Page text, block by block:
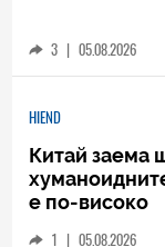
3 | 05.08.2026
HIEND
Китай заема
е по-високо
1 | 05.08.2026